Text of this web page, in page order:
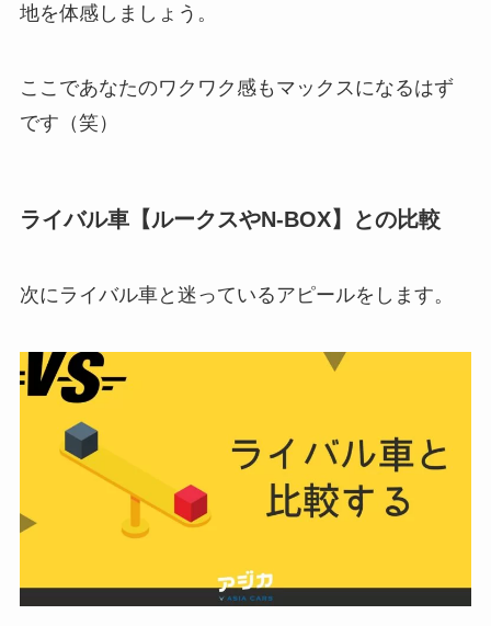
地を体感しましょう。
ここであなたのワクワク感もマックスになるはず
です（笑）
ライバル車【ルークスやN-BOX】との比較
次にライバル車と迷っているアピールをします。